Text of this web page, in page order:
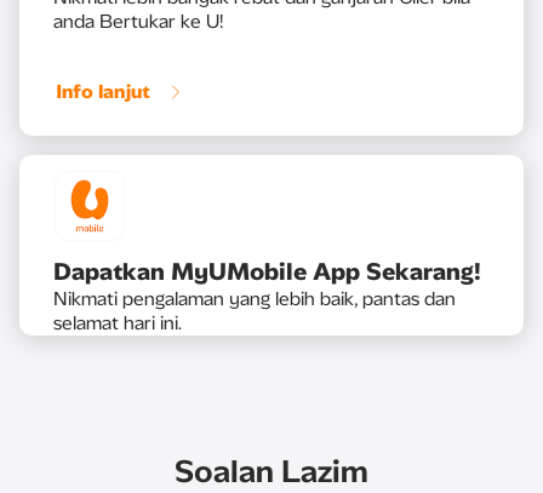
anda Bertukar ke U!
Info lanjut
Dapatkan MyUMobile App Sekarang!
Nikmati pengalaman yang lebih baik, pantas dan
selamat hari ini.​
Soalan Lazim